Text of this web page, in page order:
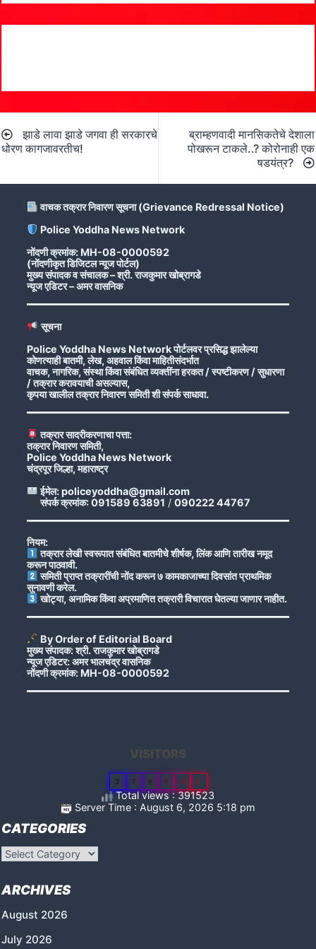
navigation
झाडे लावा झाडे जगवा ही सरकारचे
धोरण कागजावरतीच!
ब्राम्हणवादी मानसिकतेचे देशाला
पोखरून टाकले..? कोरोनाही एक
षडयंत्र?
वाचक तक्रार निवारण सूचना (Grievance Redressal Notice)
Police Yoddha News Network
नोंदणी क्रमांक: MH-08-0000592
(नोंदणीकृत डिजिटल न्यूज पोर्टल)
मुख्य संपादक व संचालक – श्री. राजकुमार खोब्रागडे
न्यूज एडिटर – अमर वासनिक
सूचना
Police Yoddha News Network पोर्टलवर प्रसिद्ध झालेल्या
कोणत्याही बातमी, लेख, अहवाल किंवा माहितीसंदर्भात
वाचक, नागरिक, संस्था किंवा संबंधित व्यक्तींना हरकत / स्पष्टीकरण / सुधारणा
/ तक्रार करावयाची असल्यास,
कृपया खालील तक्रार निवारण समिती शी संपर्क साधावा.
तक्रार सादरीकरणाचा पत्ता:
तक्रार निवारण समिती,
Police Yoddha News Network
चंद्रपूर जिल्हा, महाराष्ट्र
ईमेल: policeyoddha@gmail.com
संपर्क क्रमांक: 091589 63891 / 090222 44767
नियम:
तक्रार लेखी स्वरूपात संबंधित बातमीचे शीर्षक, लिंक आणि तारीख नमूद
करून पाठवावी.
समिती प्राप्त तक्रारींची नोंद करून ७ कामकाजाच्या दिवसांत प्राथमिक
सुनावणी करेल.
खोट्या, अनामिक किंवा अप्रमाणित तक्रारी विचारात घेतल्या जाणार नाहीत.
By Order of Editorial Board
मुख्य संपादक: श्री. राजकुमार खोब्रागडे
न्यूज एडिटर: अमर भालचंद्र वासनिक
नोंदणी क्रमांक: MH-08-0000592
VISITORS
2 7 8 0 4 1
Total views : 391523
Server Time : August 6, 2026 5:18 pm
CATEGORIES
Categories
ARCHIVES
August 2026
July 2026